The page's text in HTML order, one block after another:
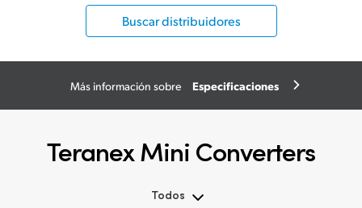
Buscar distribuidores
Más información sobre Especificaciones
Teranex Mini Converters
Todos